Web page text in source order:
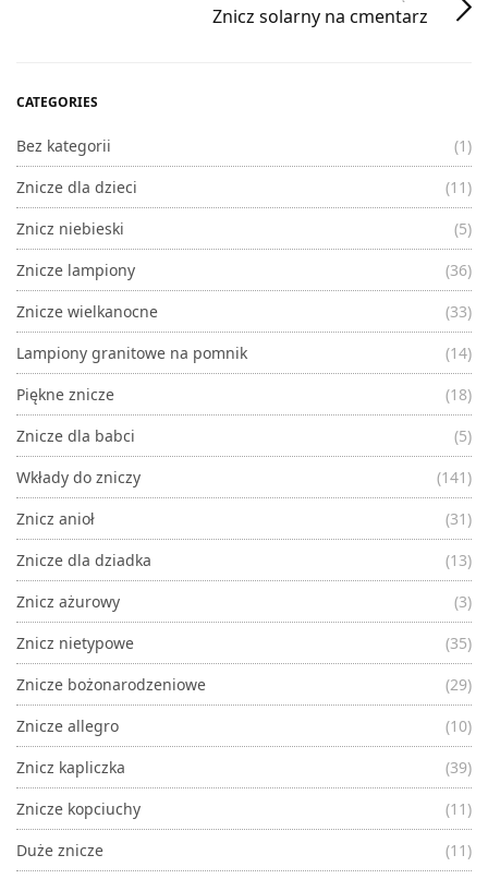
Znicz solarny na cmentarz
CATEGORIES
Bez kategorii
(1)
Znicze dla dzieci
(11)
Znicz niebieski
(5)
Znicze lampiony
(36)
Znicze wielkanocne
(33)
Lampiony granitowe na pomnik
(14)
Piękne znicze
(18)
Znicze dla babci
(5)
Wkłady do zniczy
(141)
Znicz anioł
(31)
Znicze dla dziadka
(13)
Znicz ażurowy
(3)
Znicz nietypowe
(35)
Znicze bożonarodzeniowe
(29)
Znicze allegro
(10)
Znicz kapliczka
(39)
Znicze kopciuchy
(11)
Duże znicze
(11)